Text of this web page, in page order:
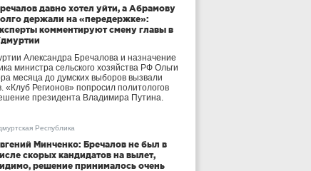
давно хотел уйти, а Абрамову
держали на «передержке»:
комментируют смену главы в
Александра Бречалова и назначение
министра сельского хозяйства РФ Ольги
месяца до думских выборов вызвали
«Клуб Регионов» попросил политологов
президента Владимира Путина.
Республика
Минченко: Бречалов не был в
скорых кандидатов на вылет,
решение принималось очень